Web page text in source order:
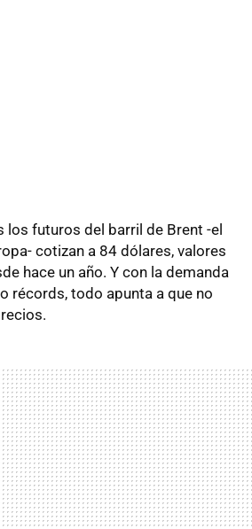
los futuros del barril de Brent -el
cotizan a 84 dólares, valores
hace un año. Y con la demanda
récords, todo apunta a que no